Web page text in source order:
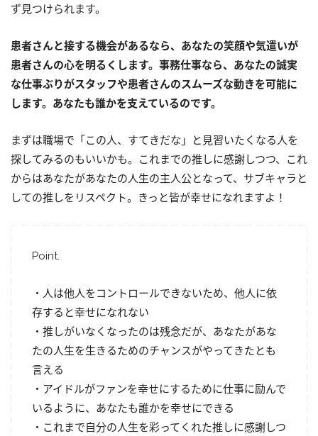
ず見つけられます。
患者さんと接する機会があるなら、あなたの笑顔や気遣いが
患者さんの心を明るくします。事務仕事なら、あなたの誠実
な仕事ぶりがスタッフや患者さんのスムーズな動きを可能に
します。あなたも誰かを支えているのです。
まずは職場で「この人、すてきだな」と見習いたくなる人を
探してみるのもいいかも。これまでの推しに感謝しつつ、これ
からはあなたがあなたの人生の主人公となって、サブキャラと
しての推しをリスペクト。きっと皆が幸せになれますよ！
Point.
・人は他人をコントロールできないため、他人に依
存すると幸せになれない
・推しがいなくなったのは残念だが、あなたがあな
たの人生を生きるためのチャンスがやってきたとも
言える
・アイドルがファンを幸せにするために仕事に励んで
いるように、あなたも誰かを幸せにできる
・これまで自分の人生を彩ってくれた推しに感謝しつ